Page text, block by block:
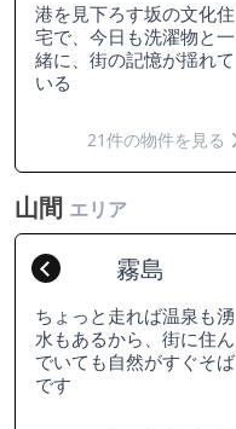
港を見下ろす坂の文化住
宅で、今日も洗濯物と一
緒に、街の記憶が揺れて
いる
21件の物件を見る
山間 エリア
Previous霧島
ちょっと走れば温泉も湧
水もあるから、街に住ん
でいても自然がすぐそば
です